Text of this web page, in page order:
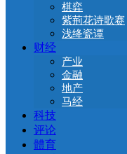
棋弈
紫荊花诗歌赛
浅绛瓷谭
财经
产业
金融
地产
马经
科技
评论
體育